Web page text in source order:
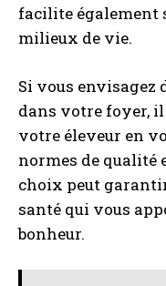
facilite également
milieux de vie.
Si vous envisagez
dans votre foyer,
votre éleveur en
normes de qualité
choix peut
santé qui vous
bonheur.